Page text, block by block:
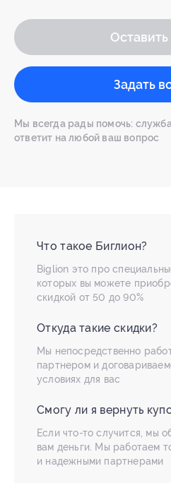
Оставить
Задать
Мы всегда рады помочь:
ответит на любой ваш вопрос
Что такое Биглион?
Biglion это про
которых вы можете
скидкой от 50 до 90%
Откуда такие скидки?
Мы непосредственно
партнером и
условиях для вас
Смогу ли я вернуть
Если что-то случится, мы
вам деньги. Мы работаем
и надежными партнерами